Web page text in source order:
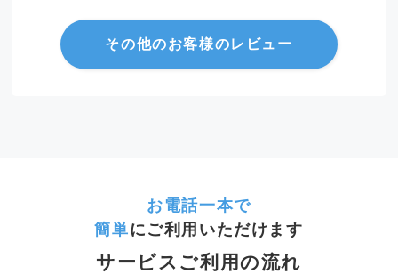
その他のお客様のレビュー
お電話一本で
簡単にご利用いただけます
サービスご利用の流れ